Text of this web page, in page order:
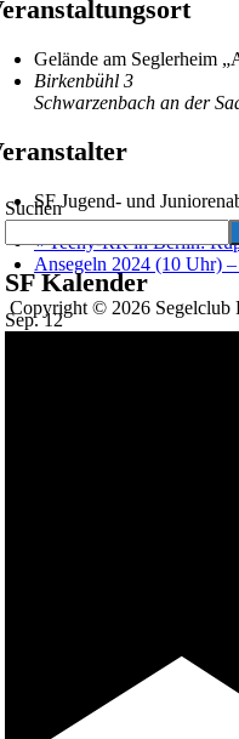
Gelände am Seglerheim
Birkenbühl 3
Schwarzenbach an der
SF Jugend- und
«Teeny-RR in Berlin:
Ansegeln 2024 (10 Uhr)
Suchen
SF Kalender
Sep.12
Copyright © 2026 Segelclub